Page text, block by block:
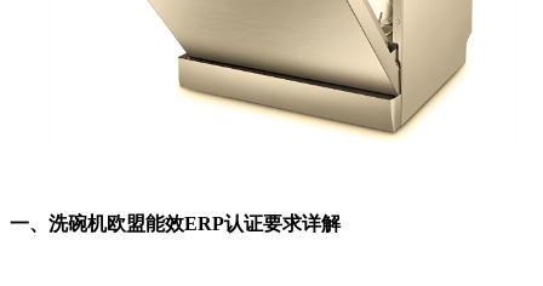
一、洗碗机欧盟能效ERP认证要求详解